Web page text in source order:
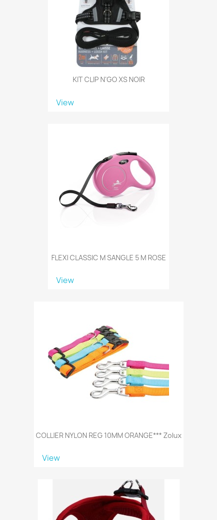
KIT CLIP N'GO XS NOIR
View
FLEXI CLASSIC M SANGLE 5 M ROSE
View
COLLIER NYLON REG 10MM ORANGE*** Zolux
View